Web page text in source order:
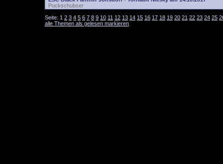
Puckschubser
Seite: 1 2 3 4 5 6 7 8 9 10 11 12 13 14 15 16 17 18 19 20 21 22 23 24 25
alle Themen als gelesen markieren